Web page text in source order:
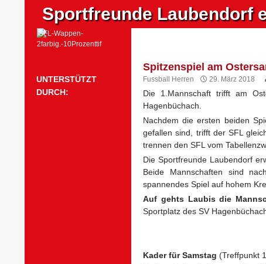
Sportfreunde Laubendorf
Suchen
Spitzenspiel am
Fussball Herren 29. März 2018
Die 1.Mannschaft trifft am
Hagenbüchach.
Nachdem die ersten beiden
gefallen sind, trifft der SFL
trennen den SFL vom
Die Sportfreunde Laubendorf
Beide Mannschaften sind
spannendes Spiel auf hohem
Auf gehts Laubis die
Sportplatz des SV
Kader für Samstag (Treffpunkt
UNTERSTÜTZT
DURCH: